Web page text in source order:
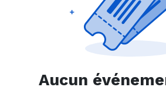
Aucun